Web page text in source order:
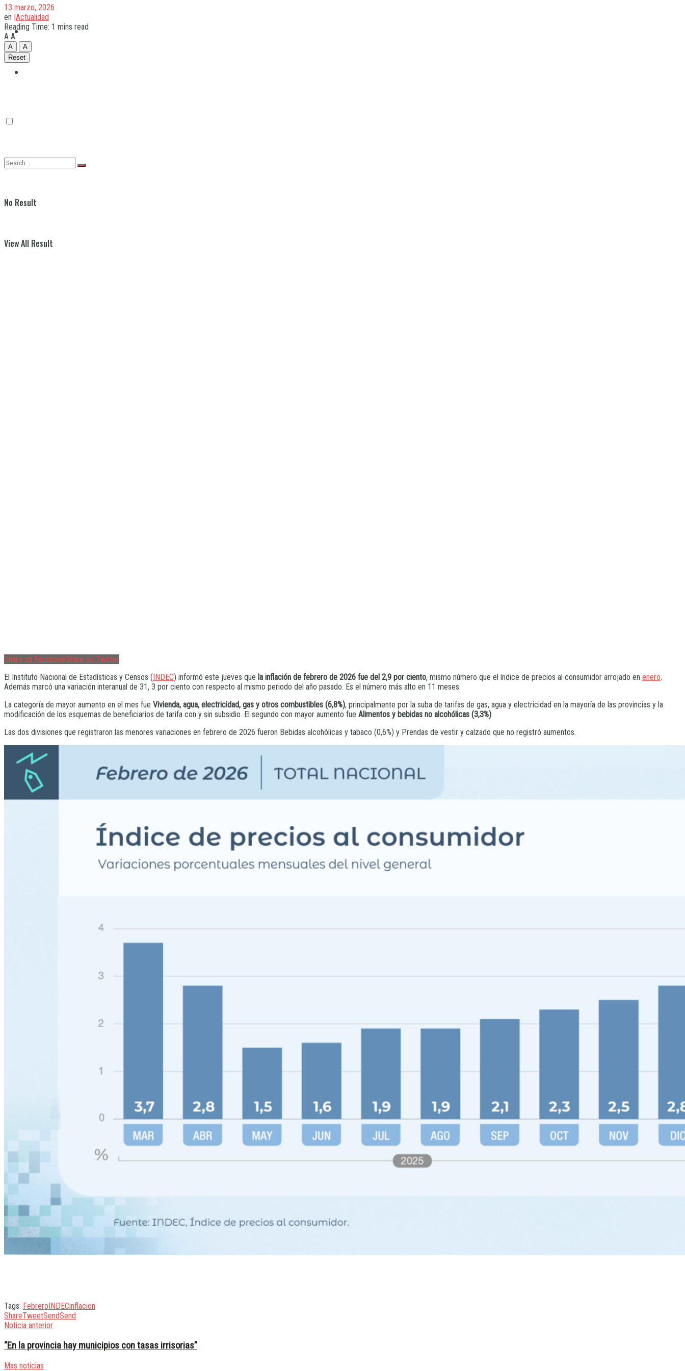
Quilmes
No Result
View All Result
13 marzo, 2026
en |Actualidad
Reading Time: 1 mins read
A A
A
A
Reset
Share on FacebookShare on Twitter
El Instituto Nacional de Estadísticas y Censos (INDEC) informó este jueves que la inflación de febrero de 2026 fue del 2,9 por ciento, mismo número que el índice de precios al consumidor arrojado en enero.
Además marcó una variación interanual de 31, 3 por ciento con respecto al mismo periodo del año pasado. Es el número más alto en 11 meses.
La categoría de mayor aumento en el mes fue Vivienda, agua, electricidad, gas y otros combustibles (6,8%), principalmente por la suba de tarifas de gas, agua y electricidad en la mayoría de las provincias y la
modificación de los esquemas de beneficiarios de tarifa con y sin subsidio. El segundo con mayor aumento fue Alimentos y bebidas no alcohólicas (3,3%).
Las dos divisiones que registraron las menores variaciones en febrero de 2026 fueron Bebidas alcohólicas y tabaco (0,6%) y Prendas de vestir y calzado que no registró aumentos.
Tags: FebreroINDECinflacion
ShareTweetSendSend
Noticia anterior
“En la provincia hay municipios con tasas irrisorias”
Mas noticias